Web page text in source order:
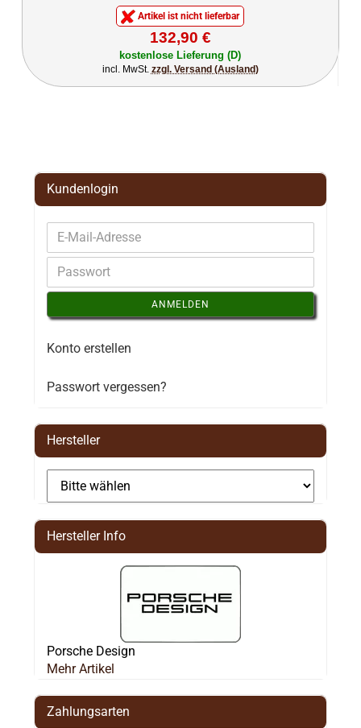
Artikel ist nicht lieferbar
132,90 €
kostenlose Lieferung (D)
incl. MwSt. zzgl. Versand (Ausland)
Kundenlogin
ANMELDEN
Konto erstellen
Passwort vergessen?
Hersteller
Hersteller Info
Porsche Design
Mehr Artikel
Zahlungsarten